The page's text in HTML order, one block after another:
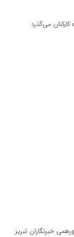
کارکنان می‌گذرد
خبرنگاران تبریز